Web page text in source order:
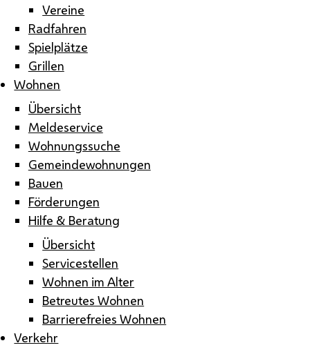
Vereine
Radfahren
Spielplätze
Grillen
Wohnen
Übersicht
Meldeservice
Wohnungssuche
Gemeindewohnungen
Bauen
Förderungen
Hilfe & Beratung
Übersicht
Servicestellen
Wohnen im Alter
Betreutes Wohnen
Barrierefreies Wohnen
Verkehr